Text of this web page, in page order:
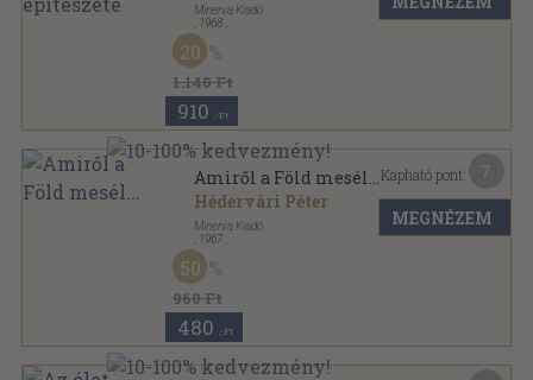
Minerva Kiadó
1968
Ragasztott papírkötés
Minerva zsebkönyvek sorozat
1.140 Ft
20
910 ,-Ft
Amiről a Föld mesél...
Hédervári Péter
Minerva Kiadó
1967
Fűzött papírkötés
Minerva zsebkönyvek sorozat
960 Ft
50
480 ,-Ft
Kapható pont:
MEGNÉZEM